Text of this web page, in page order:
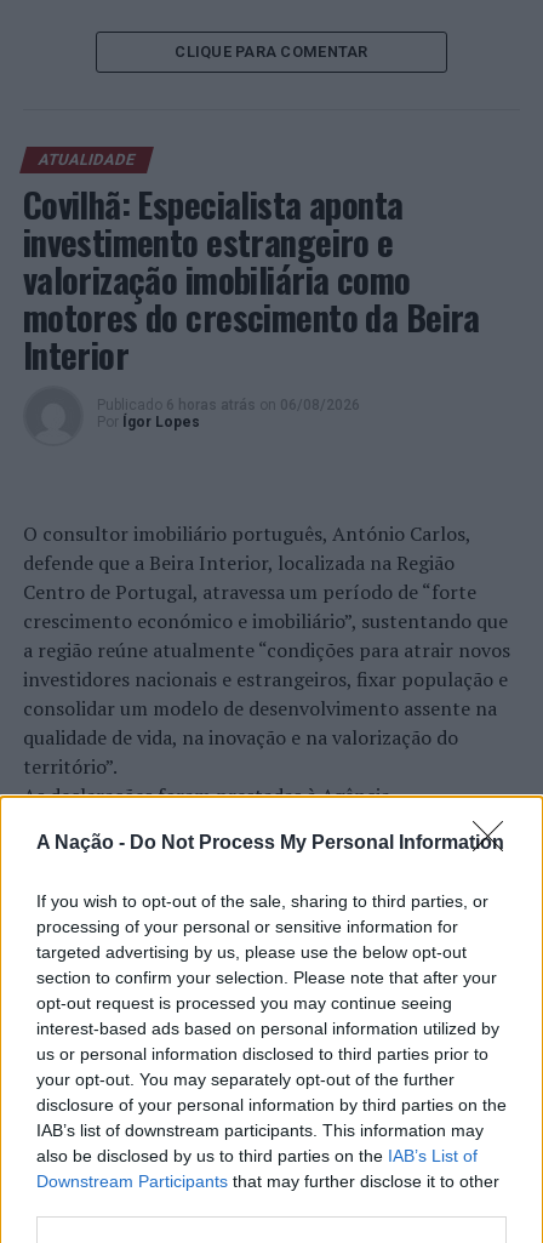
A Nação - Do Not Process My Personal Information
If you wish to opt-out of the sale, sharing to third parties, or
processing of your personal or sensitive information for
targeted advertising by us, please use the below opt-out
section to confirm your selection. Please note that after your
opt-out request is processed you may continue seeing
interest-based ads based on personal information utilized by
us or personal information disclosed to third parties prior to
your opt-out. You may separately opt-out of the further
disclosure of your personal information by third parties on the
IAB’s list of downstream participants. This information may
also be disclosed by us to third parties on the IAB’s List of
Downstream Participants that may further disclose it to other
com custos muito mais reduzidos para os próprios
consumidores”, alerta.
mais empresas que passaram a introduzir o designado
conceito de obsolescência programada, uma prática
ilegal, que consiste, genericamente, por decisão do
produtor, reduzir, artificialmente, a durabilidade dos
produtos, ou seja, de forma propositada, o produtor
desenvolve, fabrica e distribui um determinado produto
para consumo de forma a que se torne obsoleto ou não
funcional, especificamente para forçar os consumidores
um prazo menor, situação que se verifica amiúde nos
produtos eletrónicos de comunicação e informáticos”,
“Uma prática, senão ilegal, garantidamente imoral,
intrinsecamente associada à doutrina capitalista e
delapidadora de recursos naturais que não olha a meios
para obtenção de lucros desmedidos, perante recursos
ambientais finitos”, continua o PEV.
“Quando se exigem medidas efetivas para o combate e
adaptação às alterações climáticas, a durabilidade dos
produtos é, indubitavelmente, uma necessidade. Exige-
se uma alteração do modelo económico vigente que não
olha a meios, nem a recursos, para a obtenção do lucro,
e, por conseguinte, deste paradigma de descartabilidade
programada, e fomentando a utilização de materiais de
melhor qualidade expandindo a duração dos produtos e
a própria recuperação dos mesmos conduzindo à
dinamização das economias locais como se pode
constatar, embora cada vez menos, com as
microempresas dedicadas à reparação de
eletrodomésticos que têm vindo a desaparecer”, exige o
PEV.
“Os Verdes” reafirmam “que a forma de melhorar a
qualidade dos bens móveis e imóveis, salvaguardar os
CLIQUE PARA COMENTAR
ATUALIDADE
Covilhã: Especialista aponta
investimento estrangeiro e
valorização imobiliária como
motores do crescimento da Beira
Interior
Publicado 6 horas atrás on 06/08/2026
Por
Ígor Lopes
O consultor imobiliário português, António Carlos,
defende que a Beira Interior, localizada na Região
Centro de Portugal, atravessa um período de “forte
crescimento económico e imobiliário”, sustentando que
a região reúne atualmente “condições para atrair novos
investidores nacionais e estrangeiros, fixar população e
consolidar um modelo de desenvolvimento assente na
qualidade de vida, na inovação e na valorização do
território”.
As declarações foram prestadas à Agência
Incomparáveis no âmbito de mais uma edição da Feira de
São Tiago, que decorreu entre os dias 16 e 26 de julho,
certames populares de Portugal. Com origens medievais
e realizada anualmente na “Cidade Neve”, a feira conjuga
tradição, atividade económica, comércio, gastronomia,
animação cultural e divulgação empresarial,
constituindo um dos principais momentos de promoção
do município e da Beira Interior.
Para António Carlos, o crescimento alcançado ao longo
dos últimos anos representa o cumprimento dos
objetivos que traçou quando iniciou o seu percurso no
setor imobiliário. O empresário considera que o
CONTINUAR A LER
ATUALIDADE
Rio de Janeiro: Governo do Estado
propõe parceria com a FUNCEX para
“reforçar inteligência sobre
comércio exterior”